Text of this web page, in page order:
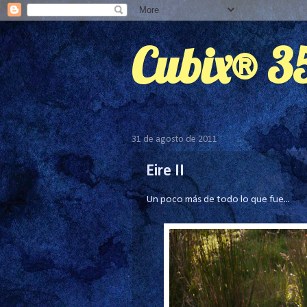
Cubix®
31 de agosto de 2011
Eire II
Un poco más de todo lo que fue...